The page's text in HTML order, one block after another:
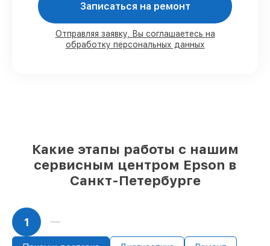
работ в присутствии заказчика
90%комплектующих для мфу имеются в
наличии или доступны для срочного
заказа
Записаться на ремонт
Отправляя заявку, Вы соглашаетесь на
обработку персональных данных
Какие этапы работы с нашим
сервисным центром Epson в
Санкт-Петербурге
1